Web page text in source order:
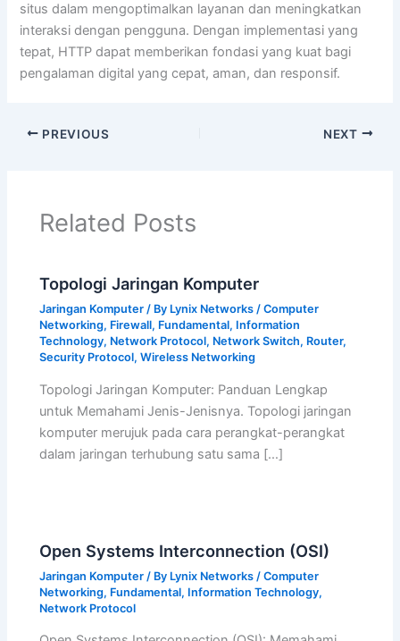
situs dalam mengoptimalkan layanan dan meningkatkan
interaksi dengan pengguna. Dengan implementasi yang
tepat, HTTP dapat memberikan fondasi yang kuat bagi
pengalaman digital yang cepat, aman, dan responsif.
PREVIOUS NEXT
Related Posts
Topologi Jaringan Komputer
Jaringan Komputer / By Lynix Networks/Computer
Networking, Firewall, Fundamental, Information
Technology, Network Protocol, Network Switch, Router,
Security Protocol,Wireless Networking
Topologi Jaringan Komputer: Panduan Lengkap
untuk Memahami Jenis-Jenisnya. Topologi jaringan
komputer merujuk pada cara perangkat-perangkat
dalam jaringan terhubung satu sama […]
Open Systems Interconnection (OSI)
Jaringan Komputer / By Lynix Networks /Computer
Networking, Fundamental, Information Technology,
Network Protocol